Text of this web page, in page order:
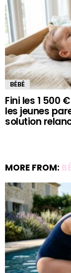
BÉBÉ
Fini les 1 500
les jeunes
solution
MORE FROM: